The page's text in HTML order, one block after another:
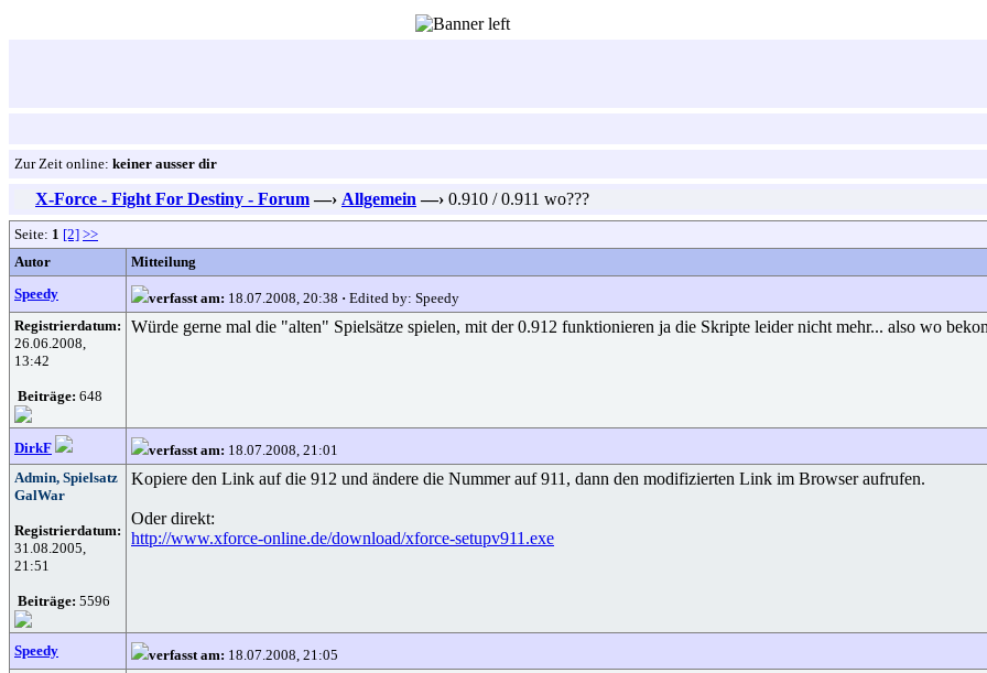
Zur Zeit online: keiner ausser dir
X-Force - Fight For Destiny - Forum —› Allgemein —› 0.910 / 0.911 wo???
Seite: 1 [2] >>
Autor
Mitteilung
Speedy
verfasst am: 18.07.2008, 20:38 · Edited by: Speedy
Registrierdatum:
26.06.2008,
13:42
Beiträge: 648
Würde gerne mal die "alten" Spielsätze spielen, mit der 0.912 funktionieren ja die Skripte leider nicht mehr... also wo
DirkF verfasst am: 18.07.2008, 21:01
Admin, Spielsatz
GalWar
Registrierdatum:
31.08.2005,
21:51
Beiträge: 5596
Kopiere den Link auf die 912 und ändere die Nummer auf 911, dann den modifizierten Link im Browser aufrufen.
Oder direkt:
http://www.xforce-online.de/download/xforce-setupv911.exe
Speedy verfasst am: 18.07.2008, 21:05